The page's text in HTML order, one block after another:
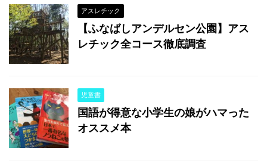
アスレチック
【ふなばしアンデルセン公園】アス
レチック全コース徹底調査
児童書
国語が得意な小学生の娘がハマった
オススメ本